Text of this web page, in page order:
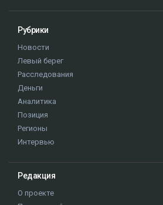
Рубрики
Новости
Левый берег
Расследования
Деньги
Аналитика
Позиция
Регионы
Интервью
Редакция
О проекте